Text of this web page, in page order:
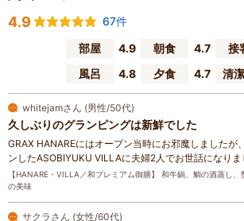
4.9
67件
部屋
4.9 朝食 4.7 接
風呂
4.8 夕食 4.7 清
whitejamさん (男性/50代)
久しぶりのグランピングは新鮮でした
GRAX HANAREにはオープン当時にお邪魔しましたが
ンしたASOBIYUKU VILLAに夫婦2人でお世話になり
【HANARE・VILLA／和プレミアム御膳】 和牛鍋、鯛の酒蒸し
の美味
サクラさん (女性/60代)